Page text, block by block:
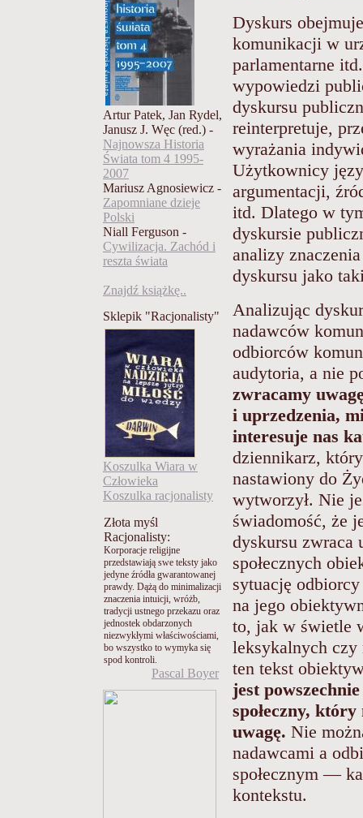
Artur Patek, Jan Rydel,
Janusz J. Węc (red.) -
Najnowsza Historia
Świata tom 4 1995-
2007
Mariusz Agnosiewicz -
Zapomniane dzieje
Polski
Niall Ferguson -
Cywilizacja. Zachód i
reszta świata
Znajdź książkę..
Sklepik "Racjonalisty"
Koszulka Wiara w
Człowieka
Koszulka racjonalisty
Złota myśl
Racjonalisty:
Korporacje religijne
przedstawiają swe teksty jako
jedyne źródła gwarantowanej
prawdy. Dążą do minimalizacji
znaczenia intuicji, wróżb,
tradycji ustnego przekazu oraz
jednostek obdarzonych
niezwykłymi właściwościami,
bo wszystko to wymyka się
spod kontroli.
Pascal Boyer
Dyskurs
komunikacji w
parlamentarne
wypowiedzi
dyskursu
reinterpretuje,
wyrażania
Użytkownicy
argumentacji,
itd. Dlatego w
dyskursie
analizy
dyskursu jako
Analizując
nadawców
odbiorców
audytoria, a nie
zwracamy
i uprzedzenia,
interesuje nas
dziennikarz,
nastawiony do
wytworzył. Nie
świadomość, że
dyskursu zwraca
społecznych
sytuację
na jego
to, jak w świetle
leksykalnych czy
ten tekst
jest
społeczny,
uwagę. Nie
nadawcami a
społecznym —
kontekstu.